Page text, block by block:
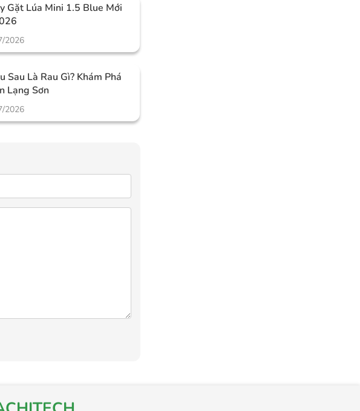
Gặt Lúa Mini 1.5 Blue Mới
2026
Sau Là Rau Gì? Khám Phá
Lạng Sơn
2026